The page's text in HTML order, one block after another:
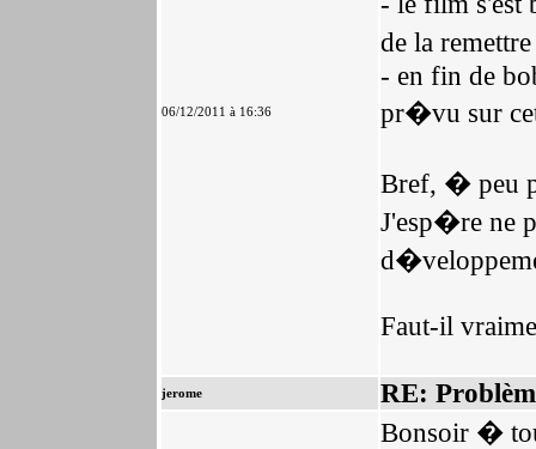
06/12/2011 à 16:36
de la
- en fin de
pr�vu sur
Bref, � peu
J'esp�re ne
Faut-il
jerome RE:
Bonsoir �